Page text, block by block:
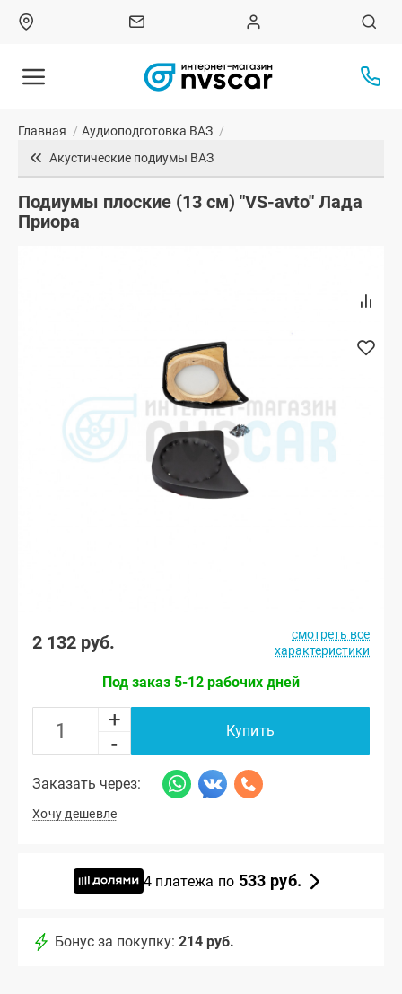
Главная / Аудиоподготовка ВАЗ /
Акустические подиумы ВАЗ
Подиумы плоские (13 см) "VS-avto" Лада
Приора
2 132 руб.
смотреть все
характеристики
Под заказ 5-12 рабочих дней
+
-
Купить
Заказать через:
Хочу дешевле
4 платежа по 533 руб.
Бонус за покупку: 214 руб.